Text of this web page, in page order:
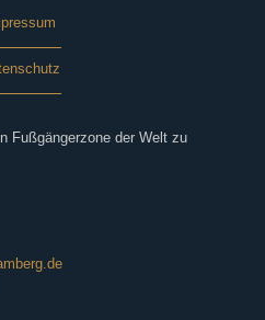
Fußgängerzone der Welt zu